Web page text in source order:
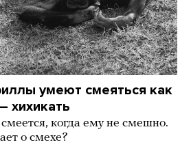
умеют смеяться как
хихикать
когда ему не смешно.
о смехе?